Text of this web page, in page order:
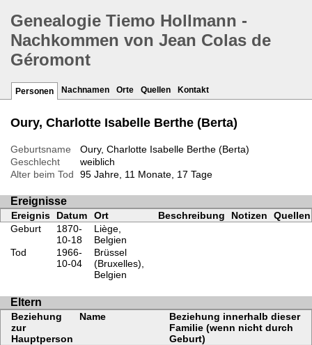
Genealogie Tiemo Hollmann -
Nachkommen von Jean Colas de
Géromont
Personen Nachnamen Orte Quellen Kontakt
Oury, Charlotte Isabelle Berthe (Berta)
Geburtsname
Oury, Charlotte Isabelle Berthe (Berta)
Geschlecht
weiblich
Alter beim Tod
95 Jahre, 11 Monate, 17 Tage
Ereignisse
Ereignis Datum Ort Beschreibung Notizen
Quellen
Geburt
1870-
10-18
Liège,
Belgien
Tod
1966-
10-04
Brüssel
(Bruxelles),
Belgien
Eltern
Beziehung
zur
Hauptperson
Name
Beziehung innerhalb dieser
Familie (wenn nicht durch
Geburt)